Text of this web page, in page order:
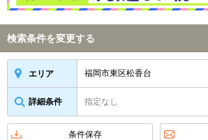
検索条件を変更する
エリア 福岡市東区松香台
詳細条件 指定なし
条件保存